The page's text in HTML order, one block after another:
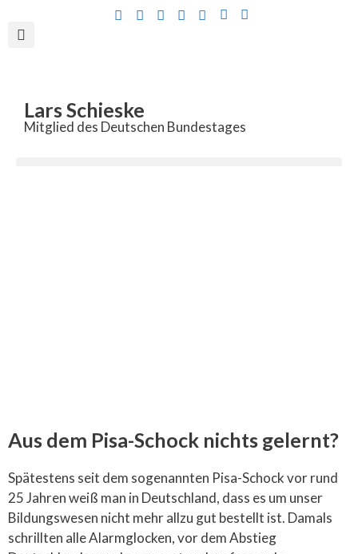
Lars Schieske
Mitglied des Deutschen Bundestages
Aus dem Pisa-Schock nichts gelernt?
Spätestens seit dem sogenannten Pisa-Schock vor rund
25 Jahren weiß man in Deutschland, dass es um unser
Bildungswesen nicht mehr allzu gut bestellt ist. Damals
schrillten alle Alarmglocken, vor dem Abstieg